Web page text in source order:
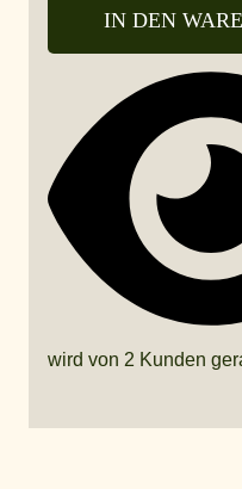
IN DEN
wird von 2 Kunden